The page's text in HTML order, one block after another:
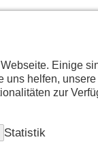
Einige
uns helfen,
zur
Statistik